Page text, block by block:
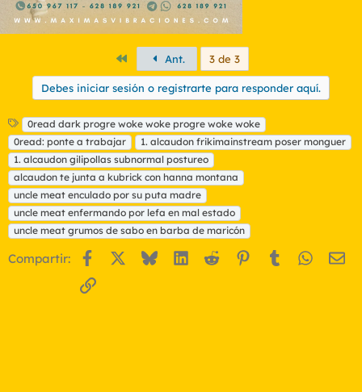
PrimeroAnt. 3 de 3
Debes iniciar sesión o registrarte para responder aquí.
E
t
i
q
u
e
t
a
s
0read dark progre woke woke progre woke woke
0read: ponte a trabajar
1. alcaudon frikimainstream poser monguer
1. alcaudon gilipollas subnormal postureo
alcaudon te junta a kubrick con hanna montana
uncle meat enculado por su puta madre
uncle meat enfermando por lefa en mal estado
uncle meat grumos de sabo en barba de maricón
Compartir: Facebook BlueskyLinkedIn
Reddit Pinterest
Tumblr
Enlace